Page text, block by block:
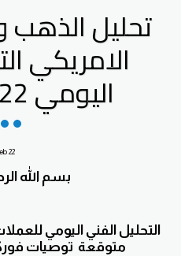
تحليل الذهب
الامريكي
اليومي 22- 2-2023
22
بسم الله
التحليل الفني اليومي
متوقعة توصيات